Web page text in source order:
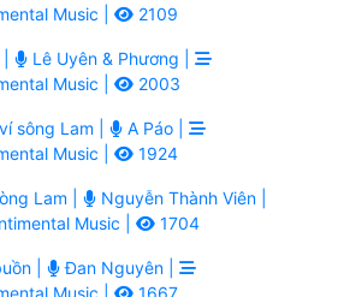
Music |
2109
Lê Uyên & Phương |
Music |
2003
sông Lam |
A Páo |
Music |
1924
Lam |
Nguyễn Thành Viên |
Music |
1704
|
Đan Nguyên |
Music |
1667